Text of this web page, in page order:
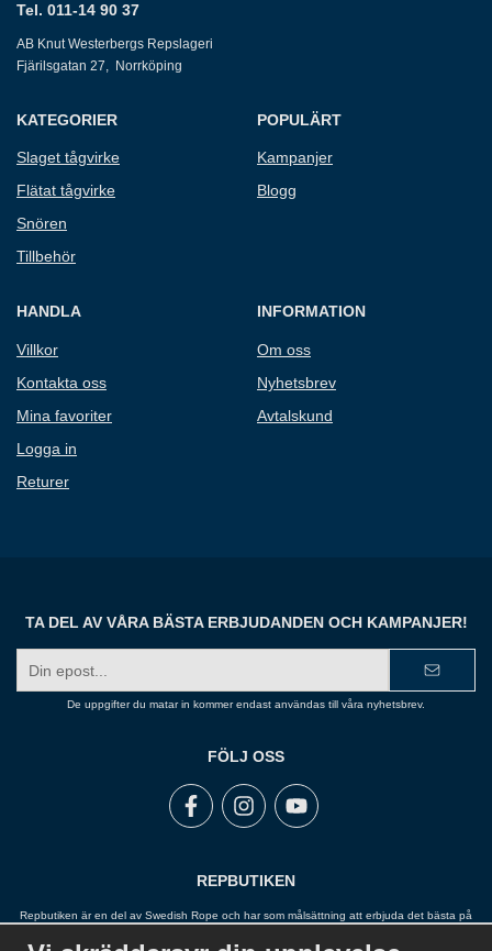
Tel. 011-14 90 37
AB Knut Westerbergs Repslageri
Fjärilsgatan 27, Norrköping
KATEGORIER
Slaget tågvirke
Flätat tågvirke
Snören
Tillbehör
POPULÄRT
Kampanjer
Blogg
HANDLA
Villkor
Kontakta oss
Mina favoriter
Logga in
Returer
INFORMATION
Om oss
Nyhetsbrev
Avtalskund
TA DEL AV VÅRA BÄSTA ERBJUDANDEN OCH KAMPANJER!
postadress
De uppgifter du matar in kommer endast användas till våra nyhetsbrev.
FÖLJ OSS
REPBUTIKEN
Repbutiken är en del av Swedish Rope och har som målsättning att erbjuda det bästa på
arbetar nära sina leverantörer och har ett stort sortiment för att kunna erbjuda en lösning